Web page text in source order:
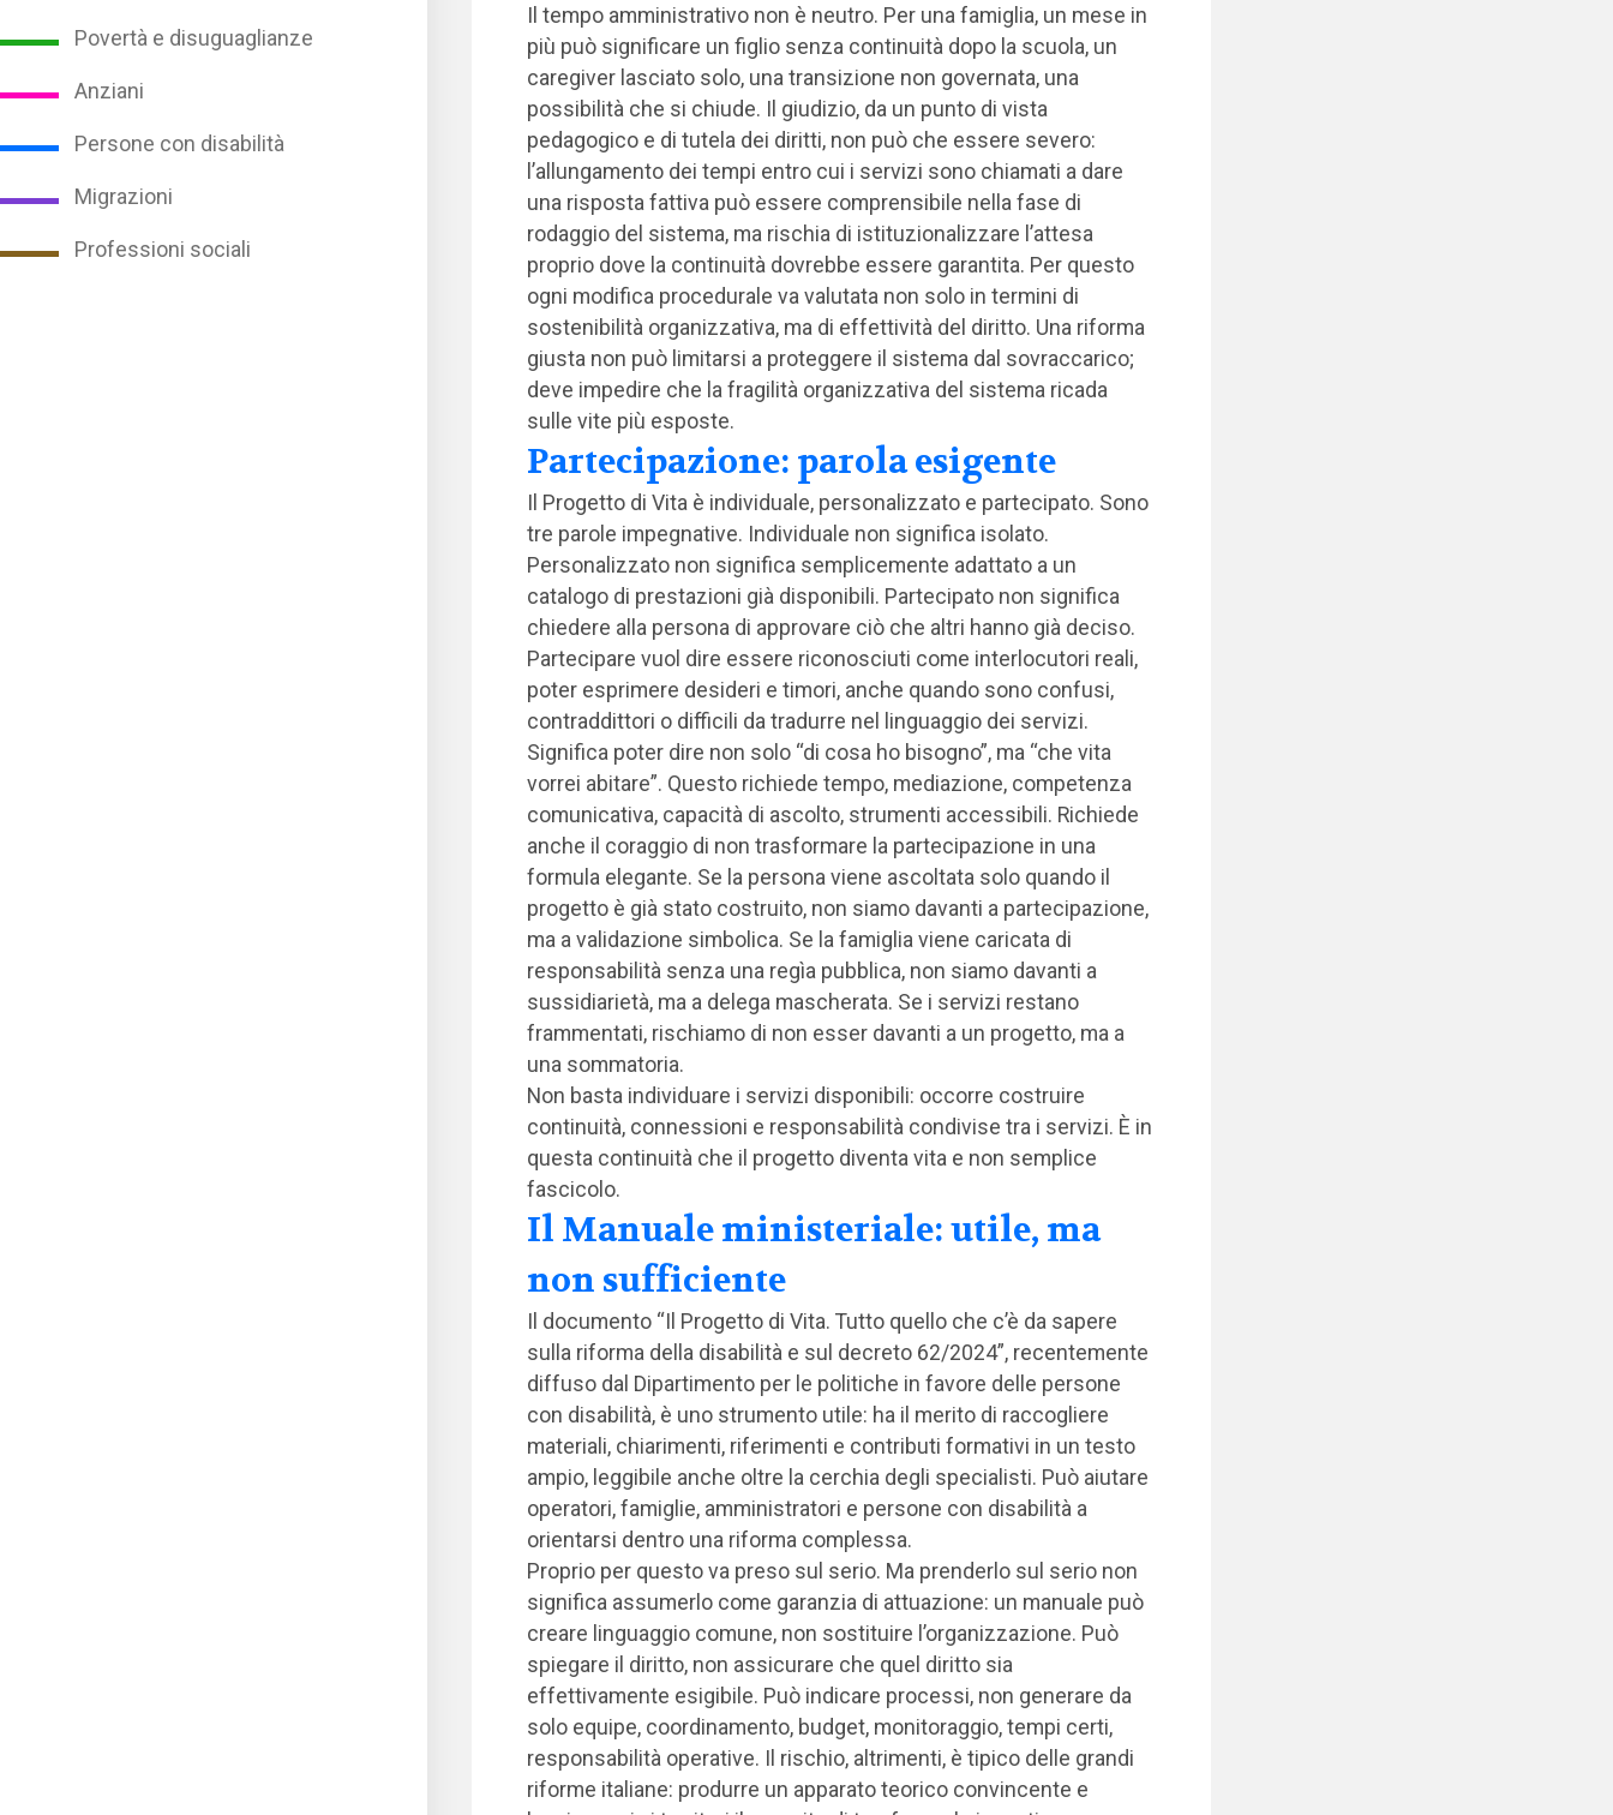
Povertà e disuguaglianze
Anziani
Persone con disabilità
Migrazioni
Professioni sociali
Il tempo amministrativo non è neutro. Per una famiglia, un mese in
più può significare un figlio senza continuità dopo la scuola, un
caregiver lasciato solo, una transizione non governata, una
possibilità che si chiude. Il giudizio, da un punto di vista
pedagogico e di tutela dei diritti, non può che essere severo:
l’allungamento dei tempi entro cui i servizi sono chiamati a dare
una risposta fattiva può essere comprensibile nella fase di
rodaggio del sistema, ma rischia di istituzionalizzare l’attesa
proprio dove la continuità dovrebbe essere garantita. Per questo
ogni modifica procedurale va valutata non solo in termini di
sostenibilità organizzativa, ma di effettività del diritto. Una riforma
giusta non può limitarsi a proteggere il sistema dal sovraccarico;
deve impedire che la fragilità organizzativa del sistema ricada
sulle vite più esposte.
Partecipazione: parola esigente
Il Progetto di Vita è individuale, personalizzato e partecipato. Sono
tre parole impegnative. Individuale non significa isolato.
Personalizzato non significa semplicemente adattato a un
catalogo di prestazioni già disponibili. Partecipato non significa
chiedere alla persona di approvare ciò che altri hanno già deciso.
Partecipare vuol dire essere riconosciuti come interlocutori reali,
poter esprimere desideri e timori, anche quando sono confusi,
contraddittori o difficili da tradurre nel linguaggio dei servizi.
Significa poter dire non solo “di cosa ho bisogno”, ma “che vita
vorrei abitare”. Questo richiede tempo, mediazione, competenza
comunicativa, capacità di ascolto, strumenti accessibili. Richiede
anche il coraggio di non trasformare la partecipazione in una
formula elegante. Se la persona viene ascoltata solo quando il
progetto è già stato costruito, non siamo davanti a partecipazione,
ma a validazione simbolica. Se la famiglia viene caricata di
responsabilità senza una regìa pubblica, non siamo davanti a
sussidiarietà, ma a delega mascherata. Se i servizi restano
frammentati, rischiamo di non esser davanti a un progetto, ma a
una sommatoria.
Non basta individuare i servizi disponibili: occorre costruire
continuità, connessioni e responsabilità condivise tra i servizi. È in
questa continuità che il progetto diventa vita e non semplice
fascicolo.
Il Manuale ministeriale: utile, ma
non sufficiente
Il documento “Il Progetto di Vita. Tutto quello che c’è da sapere
sulla riforma della disabilità e sul decreto 62/2024”, recentemente
diffuso dal Dipartimento per le politiche in favore delle persone
con disabilità, è uno strumento utile: ha il merito di raccogliere
materiali, chiarimenti, riferimenti e contributi formativi in un testo
ampio, leggibile anche oltre la cerchia degli specialisti. Può aiutare
operatori, famiglie, amministratori e persone con disabilità a
orientarsi dentro una riforma complessa.
Proprio per questo va preso sul serio. Ma prenderlo sul serio non
significa assumerlo come garanzia di attuazione: un manuale può
creare linguaggio comune, non sostituire l’organizzazione. Può
spiegare il diritto, non assicurare che quel diritto sia
effettivamente esigibile. Può indicare processi, non generare da
solo equipe, coordinamento, budget, monitoraggio, tempi certi,
responsabilità operative. Il rischio, altrimenti, è tipico delle grandi
riforme italiane: produrre un apparato teorico convincente e